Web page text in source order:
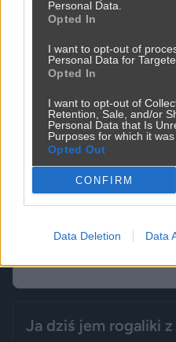
Personal Data.
Opted In
I want to opt-out of
Personal Data for
Opted In
I want to opt-out of
Retention, Sale, and/or
Personal Data that Is
Purposes for which it was
Opted Out
CONFIRM
Data Deletion Data
Ja dziś jem rogaliki